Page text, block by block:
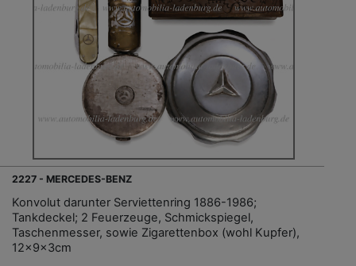
2227 - MERCEDES-BENZ
Konvolut darunter Serviettenring 1886-1986;
Tankdeckel; 2 Feuerzeuge, Schmickspiegel,
Taschenmesser, sowie Zigarettenbox (wohl Kupfer),
12x9x3cm